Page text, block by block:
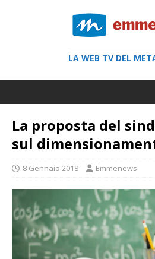
LA WEB TV DEL
La proposta del
sul
8 Gennaio 2018 Emmenews